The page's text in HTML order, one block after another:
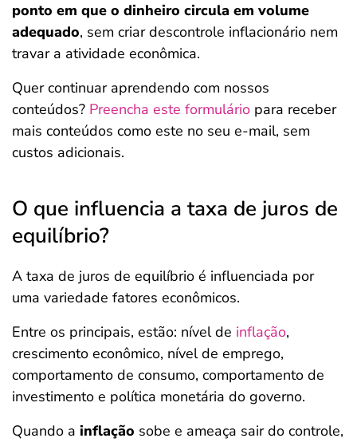
ponto em que o dinheiro circula em volume
adequado, sem criar descontrole inflacionário nem
travar a atividade econômica.
Quer continuar aprendendo com nossos
conteúdos? Preencha este formulário para receber
mais conteúdos como este no seu e-mail, sem
custos adicionais.
O que influencia a taxa de juros de
equilíbrio?
A taxa de juros de equilíbrio é influenciada por
uma variedade fatores econômicos.
Entre os principais, estão: nível de inflação,
crescimento econômico, nível de emprego,
comportamento de consumo, comportamento de
investimento e política monetária do governo.
Quando a inflação sobe e ameaça sair do controle,